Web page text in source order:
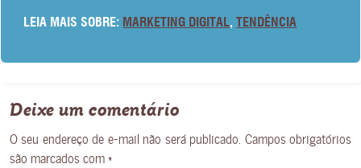
LEIA MAIS SOBRE: MARKETING DIGITAL,TENDÊNCIA
Deixe um comentário
O seu endereço de e-mail não será publicado. Campos obrigatórios
são marcados com*